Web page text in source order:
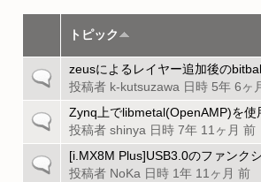
トピック
一
の
ト
ピ
ッ
zeusによるレイヤー追加後の
投稿者 k-kutsuzawa 日時 5年 6ヶ
一
の
ト
Zynq上でlibmetal(OpenAMP)を使
投稿者 shinya 日時 7年 11ヶ月 前
一
[i.MX8M Plus]USB3.0のファンク
投稿者 NoKa 日時 1年 11ヶ月 前